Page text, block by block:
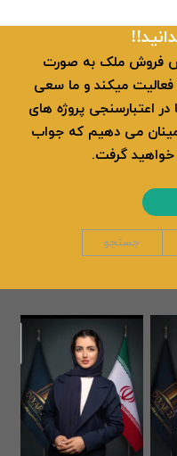
در زمینه پیش فروش ملک به صورت
در منطقه 22 تهران فعالیت میکند و ما سعی
اعتبارسنجی پروژه های
می دهیم که جواب
خواهید گرفت.
جستجو